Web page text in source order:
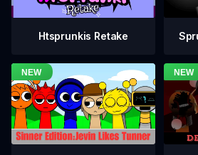
Htsprunkis Retake